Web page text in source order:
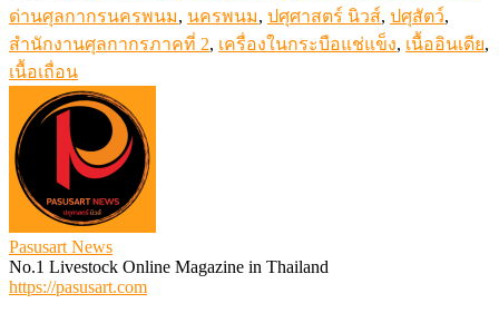
ด่านศุลกากรนครพนม, นครพนม, ปศุศาสตร์ นิวส์, ปศุสัตว์,
สำนักงานศุลกากรภาคที่ 2, เครื่องในกระบือแช่แข็ง, เนื้ออินเดีย,
เนื้อเถื่อน
Pasusart News
No.1 Livestock Online Magazine in Thailand
https://pasusart.com